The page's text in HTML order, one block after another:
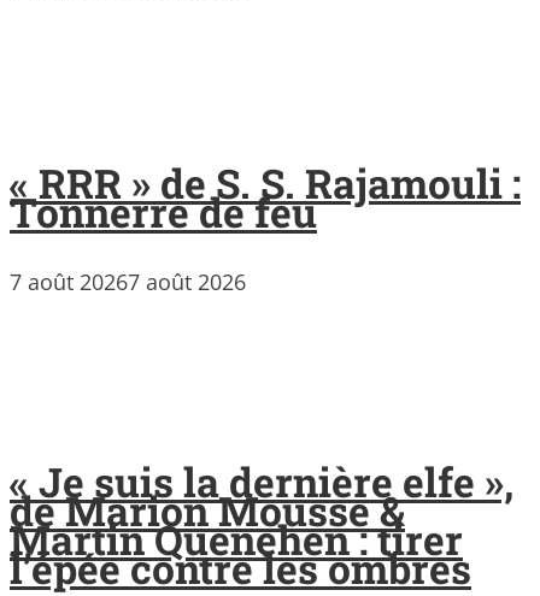
« RRR » de S. S. Rajamouli :
Tonnerre de feu
7 août 20267 août 2026
« Je suis la dernière elfe »,
de Marion Mousse &
Martin Quenehen : tirer
l’épée contre les ombres